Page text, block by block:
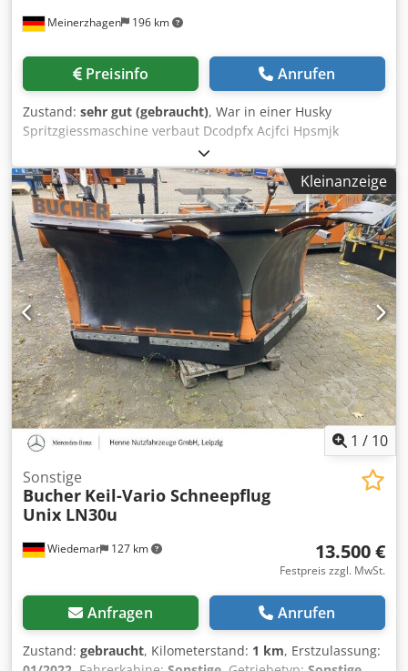
Meinerzhagen 196 km
Preisinfo Anrufen
Zustand: sehr gut (gebraucht), War in einer Husky
Spritzgiessmaschine verbaut Dcodpfx Acjfci Hpsmjk
Kleinanzeige
1 / 10
Wiedemar 127 km
Sonstige
Bucher Keil-Vario Schneepflug
Unix LN30u
13.500 €
Festpreis zzgl. MwSt.
Anfragen Anrufen
Zustand: gebraucht, Kilometerstand: 1 km, Erstzulassung: